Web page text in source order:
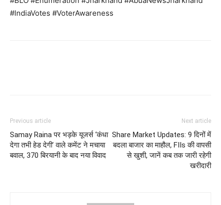
#IndiaVotes #VoterAwareness
Previous article
Samay Raina पर भड़के यूजर्स ‘कंधा
देगा तभी हेड देगी’ वाले कमेंट ने मचाया
बवाल, 370 बिरयानी के बाद नया विवाद
Next article
Share Market Updates: 9 दिनों में
बदला बाजार का माहौल, FIIs की वापसी
से खुशी, जानें कब तक जारी रहेगी
खरीदारी